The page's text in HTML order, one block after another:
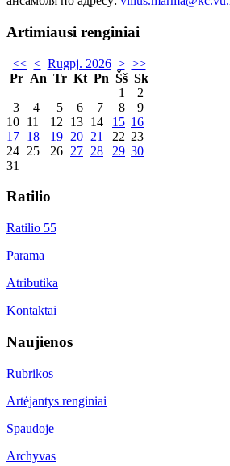
Artimiausi renginiai
<< < Rugpj. 2026 > >>
Pr An Tr Kt Pn Šš Sk
1
2
3
4 5 6 7 8
9
10 11 12 13 14 15 16
17 18 19 20 21 22 23
24 25 26 27 28 29 30
31
Ratilio
Ratilio 55
Parama
Atributika
Kontaktai
Naujienos
Rubrikos
Artėjantys renginiai
Spaudoje
Archyvas